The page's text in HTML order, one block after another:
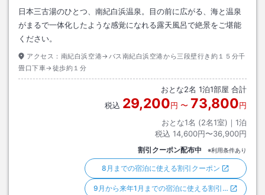
日本三古湯のひとつ、南紀白浜温泉。目の前に広がる、海と温泉
がまるで一体化したような感覚になれる露天風呂で絶景をご堪能
ください。
アクセス： 南紀白浜空港→バス南紀白浜空港から三段壁行き約１５分千
畳口下車→徒歩約１分
おとな2名 1泊1部屋 合計
税込 29,200円 〜 73,800円
おとな1名 (2名1室)｜ 1泊
税込 14,600円〜36,900円
割引クーポン配布中 ※利用条件あり
8月までの宿泊に使える割引クーポン
9月から来年1月までの宿泊に使える割引…